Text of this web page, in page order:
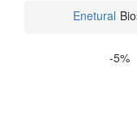
Enetural
-5%